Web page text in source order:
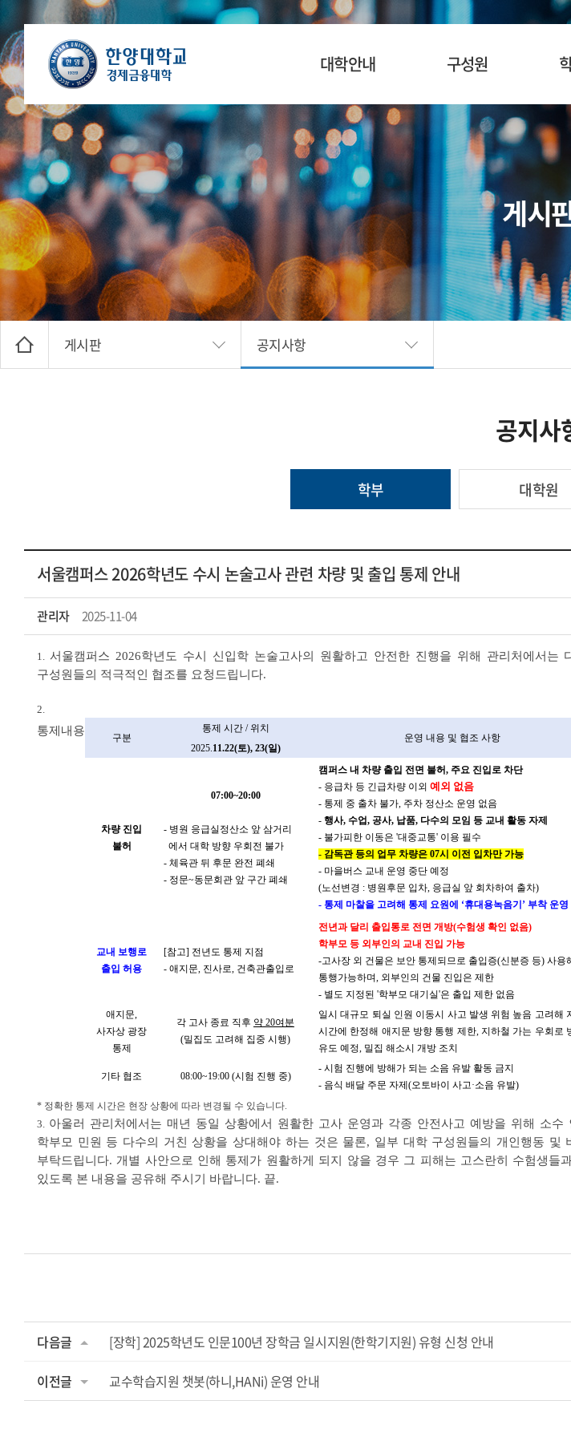
대학안내
학장 인사말
연혁
공간소개
찾아오시는길
구성원
교수
명예교수
겸임/초빙교수
행정팀 직원
입
교
교
관심
학
게시
게시판 공지사항
공지사
학부 대학원
서울캠퍼스 2026학년도 수시 논술고사 관련 차량 및 출입 통제 안내
관리자 2025-11-04
1. 서울캠퍼스 2026학년도 수시 신입학 논술고사의 원활하고 안전한 진행을 위해 관리처에서
구성원들의 적극적인 협조를 요청드립니다.
2.
통제내용
구분
통제 시간 / 위치
운영 내용 및 협조 사항
2025.11.22(토), 23(일)
차량 진입
불허
07:00~20:00
- 병원 응급실정산소 앞 삼거리
에서 대학 방향 우회전 불가
- 체육관 뒤 후문 완전 폐쇄
- 정문~동문회관 앞 구간 폐쇄
캠퍼스 내 차량 출입 전면 불허, 주요 진입로 차단
- 응급차 등 긴급차량 이외 예외 없음
- 통제 중 출차 불가, 주차 정산소 운영 없음
- 행사, 수업, 공사, 납품, 다수의 모임 등 교내 활동 자제
- 불가피한 이동은 '대중교통' 이용 필수
- 감독관 등의 업무 차량은 07시 이전 입차만 가능
- 마을버스 교내 운영 중단 예정
(노선변경 : 병원후문 입차, 응급실 앞 회차하여 출차)
- 통제 마찰을 고려해 통제 요원에 ‘휴대용녹음기’ 부착 운영
교내 보행로
출입 허용
[참고] 전년도 통제 지점
- 애지문, 진사로, 건축관출입로
전년과 달리 출입통로 전면 개방(수험생 확인 없음)
학부모 등 외부인의 교내 진입 가능
-고사장 외 건물은 보안 통제되므로 출입증(신분증 등) 사용
통행가능하며, 외부인의 건물 진입은 제한
- 별도 지정된 '학부모 대기실'은 출입 제한 없음
애지문,
사자상 광장
통제
각 고사 종료 직후 약 20여분
(밀집도 고려해 집중 시행)
일시 대규모 퇴실 인원 이동시 사고 발생 위험 높음 고려해
시간에 한정해 애지문 방향 통행 제한, 지하철 가는 우회로
유도 예정, 밀집 해소시 개방 조치
기타 협조 08:00~19:00 (시험 진행 중)
- 시험 진행에 방해가 되는 소음 유발 활동 금지
- 음식 배달 주문 자제(오토바이 사고·소음 유발)
* 정확한 통제 시간은 현장 상황에 따라 변경될 수 있습니다.
3. 아울러 관리처에서는 매년 동일 상황에서 원활한 고사 운영과 각종 안전사고 예방을 위해 소
학부모 민원 등 다수의 거친 상황을 상대해야 하는 것은 물론, 일부 대학 구성원들의 개인행동
부탁드립니다. 개별 사안으로 인해 통제가 원활하게 되지 않을 경우 그 피해는 고스란히 수험생
있도록 본 내용을 공유해 주시기 바랍니다. 끝.
다음글 [장학] 2025학년도 인문100년 장학금 일시지원(한학기지원) 유형 신청 안내
이전글 교수학습지원 챗봇(하니,HANi) 운영 안내